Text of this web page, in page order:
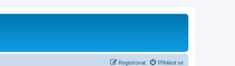
Přihlásit se
Registrovat